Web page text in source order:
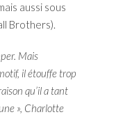
aussi sous
Brothers).
Mais
il étouffe trop
qu’il a tant
», Charlotte